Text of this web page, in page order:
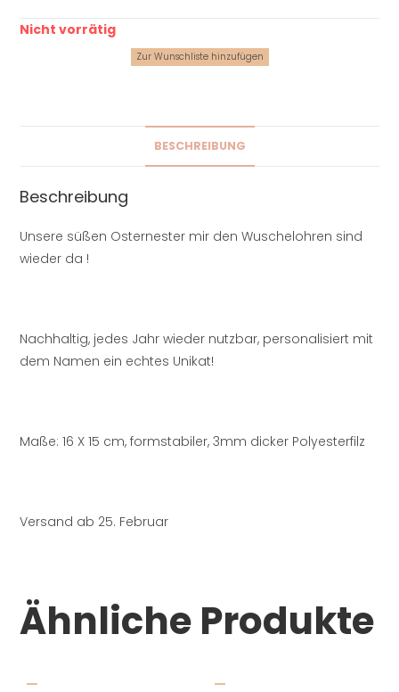
Nicht vorrätig
Zur Wunschliste hinzufügen
BESCHREIBUNG
Beschreibung
Unsere süßen Osternester mir den Wuschelohren sind
wieder da !
Nachhaltig, jedes Jahr wieder nutzbar, personalisiert mit
dem Namen ein echtes Unikat!
Maße: 16 X 15 cm, formstabiler, 3mm dicker Polyesterfilz
Versand ab 25. Februar
Ähnliche Produkte